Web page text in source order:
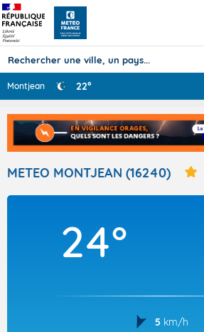
Prévisions
TOUS LES RÉSULTATS
Articles
Montjean 22°
METEO MONTJEAN (16240)
24°
5 km/h